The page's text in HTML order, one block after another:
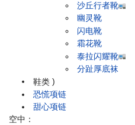
鞋类
沙丘行者靴
幽灵靴
闪电靴
霜花靴
泰拉闪耀靴
分趾厚底袜
)
恐慌项链
甜心项链
空中：